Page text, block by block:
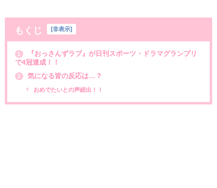
もくじ 非表示
1
『おっさんずラブ』が日刊スポーツ・ドラマグランプリ
で4冠達成！！
2 気になる皆の反応は…？
おめでたいとの声続出！！